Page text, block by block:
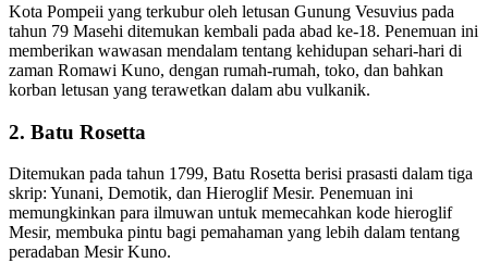
Kota Pompeii yang terkubur oleh letusan Gunung Vesuvius pada
tahun 79 Masehi ditemukan kembali pada abad ke-18. Penemuan ini
memberikan wawasan mendalam tentang kehidupan sehari-hari di
zaman Romawi Kuno, dengan rumah-rumah, toko, dan bahkan
korban letusan yang terawetkan dalam abu vulkanik.
2. Batu Rosetta
Ditemukan pada tahun 1799, Batu Rosetta berisi prasasti dalam tiga
skrip: Yunani, Demotik, dan Hieroglif Mesir. Penemuan ini
memungkinkan para ilmuwan untuk memecahkan kode hieroglif
Mesir, membuka pintu bagi pemahaman yang lebih dalam tentang
peradaban Mesir Kuno.